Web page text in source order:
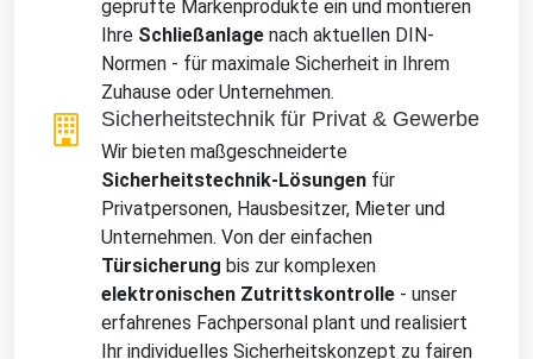
geprüfte Markenprodukte ein und montieren
Ihre Schließanlage nach aktuellen DIN-
Normen - für maximale Sicherheit in Ihrem
Zuhause oder Unternehmen.
Sicherheitstechnik für Privat & Gewerbe
Wir bieten maßgeschneiderte
Sicherheitstechnik-Lösungen für
Privatpersonen, Hausbesitzer, Mieter und
Unternehmen. Von der einfachen
Türsicherung bis zur komplexen
elektronischen Zutrittskontrolle - unser
erfahrenes Fachpersonal plant und realisiert
Ihr individuelles Sicherheitskonzept zu fairen